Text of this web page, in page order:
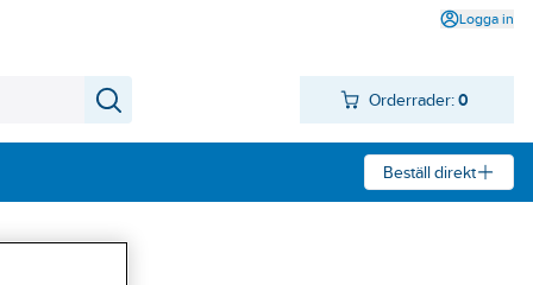
Logga in
Orderrader: 0
Beställ direkt